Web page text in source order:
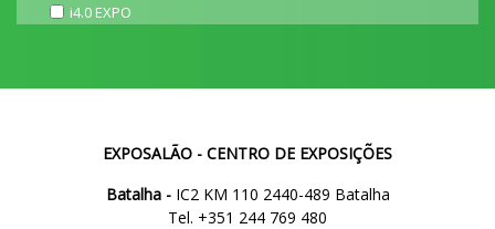
i4.0 EXPO
EXPOSALÃO - CENTRO DE EXPOSIÇÕES
Batalha -IC2 KM 110 2440-489 Batalha
Tel. +351 244 769 480